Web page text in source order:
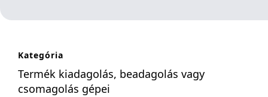
Kategória
Termék kiadagolás, beadagolás vagy
csomagolás gépei